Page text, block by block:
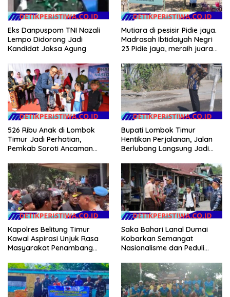
Eks Danpuspom TNI Nazali
Lempo Didorong Jadi
Kandidat Jaksa Agung
Mutiara di pesisir Pidie jaya.
Madrasah Ibtidaiyah Negri
23 Pidie jaya, meraih juara
526 Ribu Anak di Lombok
Timur Jadi Perhatian,
Pemkab Soroti Ancaman
Pernikahan Dini
Bupati Lombok Timur
Hentikan Perjalanan, Jalan
Berlubang Langsung Jadi
Kapolres Belitung Timur
Kawal Aspirasi Unjuk Rasa
Masyarakat Penambang
Kantor Operasional PT.Timah
Kecamatan Gantung.
Saka Bahari Lanal Dumai
Kobarkan Semangat
Nasionalisme dan Peduli